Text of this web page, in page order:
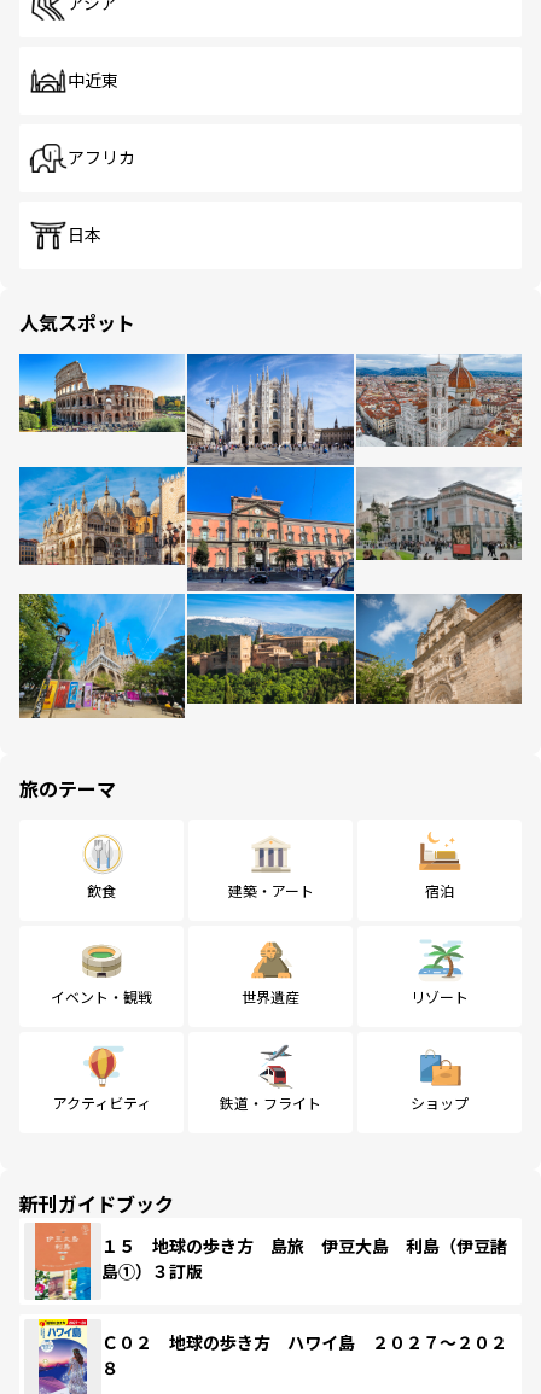
中近東
アフリカ
日本
人気スポット
旅のテーマ
飲食 建築・アート 宿泊
イベント・観戦 世界遺産 リゾート
アクティビティ 鉄道・フライト ショップ
新刊ガイドブック
１５ 地球の歩き方 島旅 伊豆大島 利島（伊豆諸
島①）３訂版
Ｃ０２ 地球の歩き方 ハワイ島 ２０２７～２０２
８